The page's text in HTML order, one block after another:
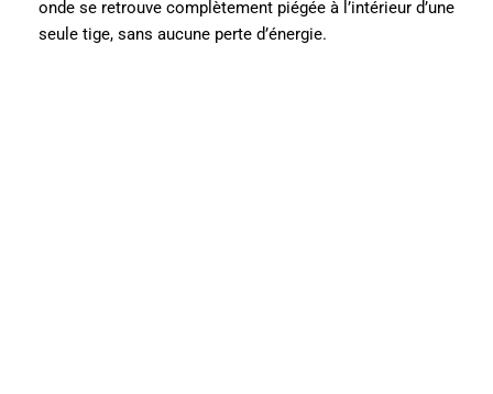
onde se retrouve complètement piégée à l’intérieur d’une
seule tige, sans aucune perte d’énergie.